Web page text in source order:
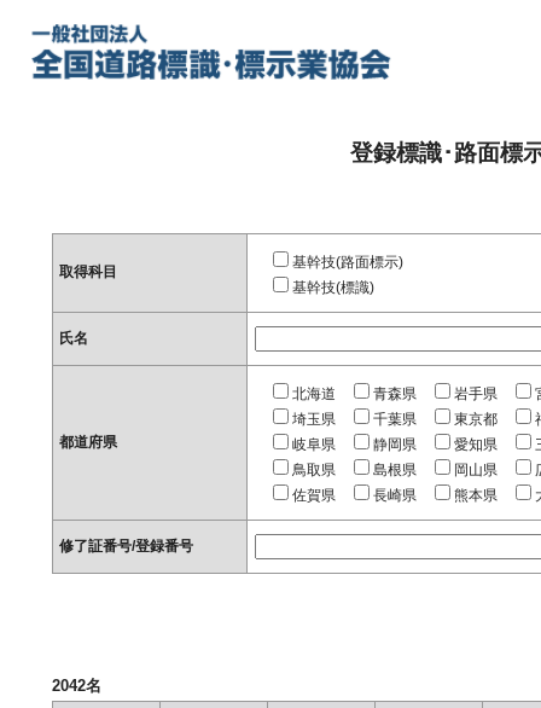
登録標識･路面標
取得科目
基幹技(路面標示)
基幹技(標識)
氏名
都道府県
北海道 青森県 岩手県
埼玉県
千葉県 東京都
岐阜県
静岡県 愛知県
鳥取県
島根県 岡山県
佐賀県
長崎県 熊本県
修了証番号/登録番号
2042名